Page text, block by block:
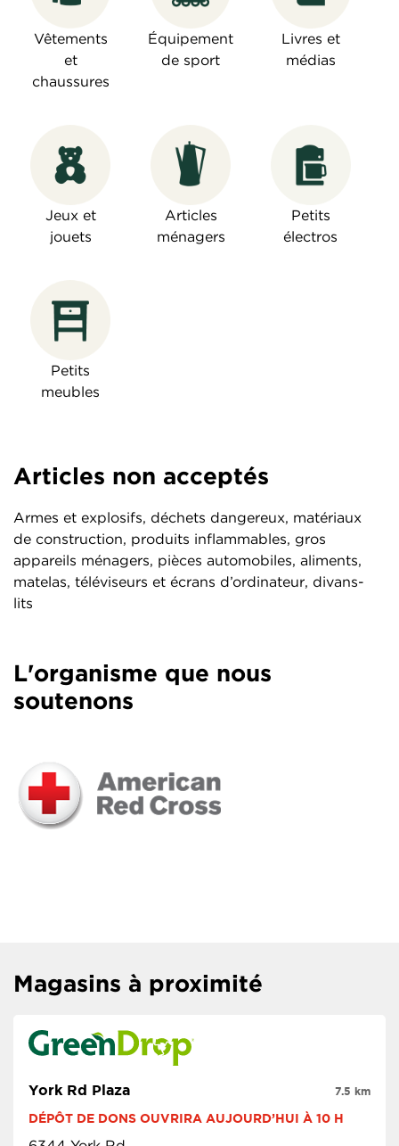
Vêtements
et
chaussures
Équipement
de sport
Livres et
médias
Jeux et
jouets
Articles
ménagers
Petits
électros
Petits
meubles
Articles non acceptés
Armes et explosifs, déchets dangereux, matériaux
de construction, produits inflammables, gros
appareils ménagers, pièces automobiles, aliments,
matelas, téléviseurs et écrans d’ordinateur, divans-
lits
L'organisme que nous
soutenons
Magasins à proximité
York Rd Plaza
DÉPÔT DE DONS OUVRIRA AUJOURD’HUI À 10 H
7.5 km